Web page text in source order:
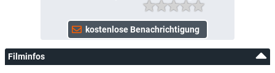
Filminfos